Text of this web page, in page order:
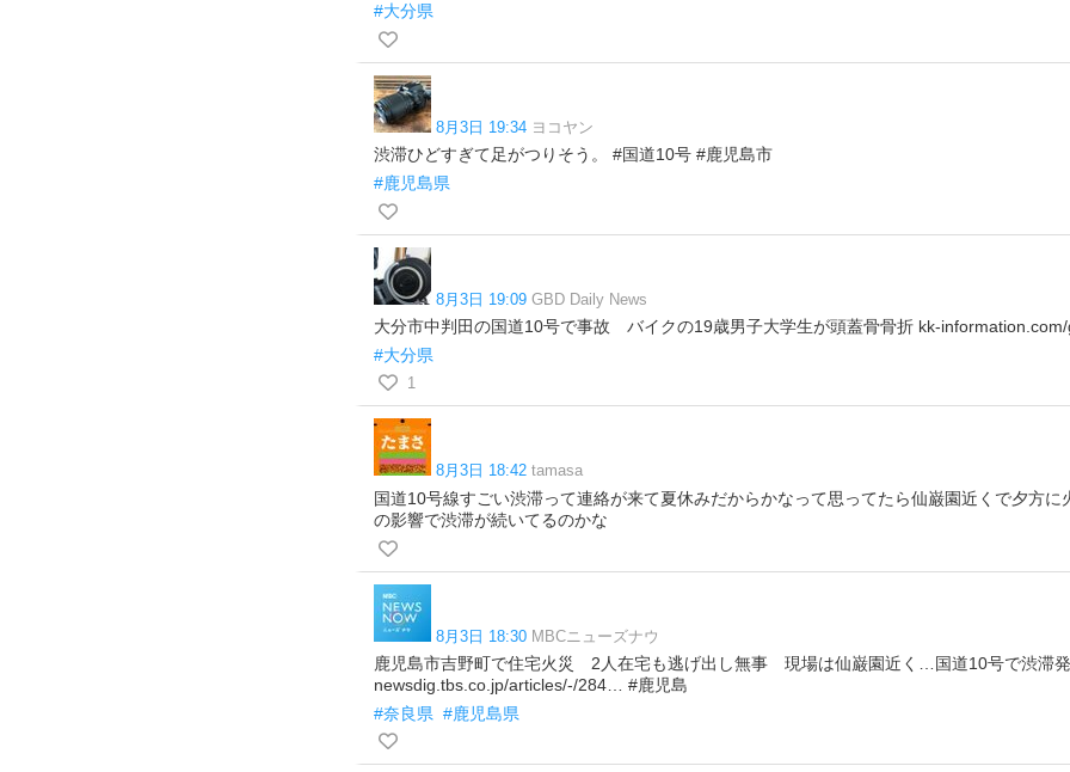
#大分県
8月3日 19:34 ヨコヤン
渋滞ひどすぎて足がつりそう。 #国道10号 #鹿児島市
#鹿児島県
8月3日 19:09 GBD Daily News
大分市中判田の国道10号で事故 バイクの19歳男子大学生が頭蓋骨骨折 kk-
#大分県
1
8月3日 18:42 tamasa
国道10号線すごい渋滞って連絡が来て夏休みだからかなって思ってたら仙巌園近くで夕方に
の影響で渋滞が続いてるのかな
8月3日 18:30 MBCニューズナウ
鹿児島市吉野町で住宅火災 2人在宅も逃げ出し無事 現場は仙巌園近く…国道10号で渋滞
newsdig.tbs.co.jp/articles/-/284… #鹿児島
#奈良県 #鹿児島県